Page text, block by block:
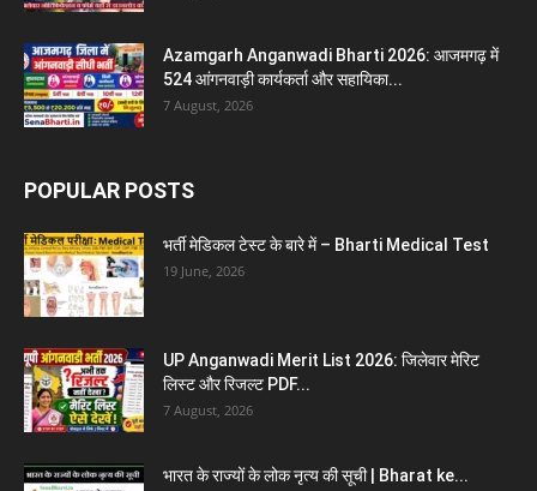
Azamgarh Anganwadi Bharti 2026: आजमगढ़ में
524 आंगनवाड़ी कार्यकर्ता और सहायिका...
7 August, 2026
POPULAR POSTS
भर्ती मेडिकल टेस्ट के बारे में – Bharti Medical Test
19 June, 2026
UP Anganwadi Merit List 2026: जिलेवार मेरिट
लिस्ट और रिजल्ट PDF...
7 August, 2026
भारत के राज्यों के लोक नृत्य की सूची | Bharat ke...